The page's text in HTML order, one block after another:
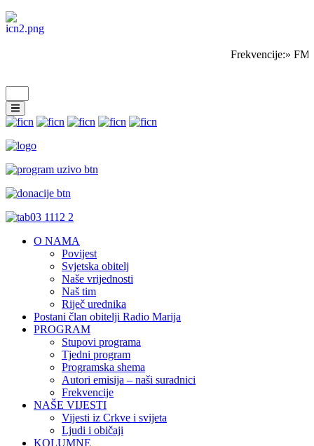
Frekvencije:»
O NAMA
Povijest
Svjetska obitelj
Naše vrijednosti
Naš tim
Riječ urednika
Postani član obitelji Radio Marija
PROGRAM
Stupovi programa
Tjedni program
Programska shema
Autori emisija – naši suradnici
Frekvencije
NAŠE VIJESTI
Vijesti iz Crkve i svijeta
Ljudi i običaji
KOLUMNE